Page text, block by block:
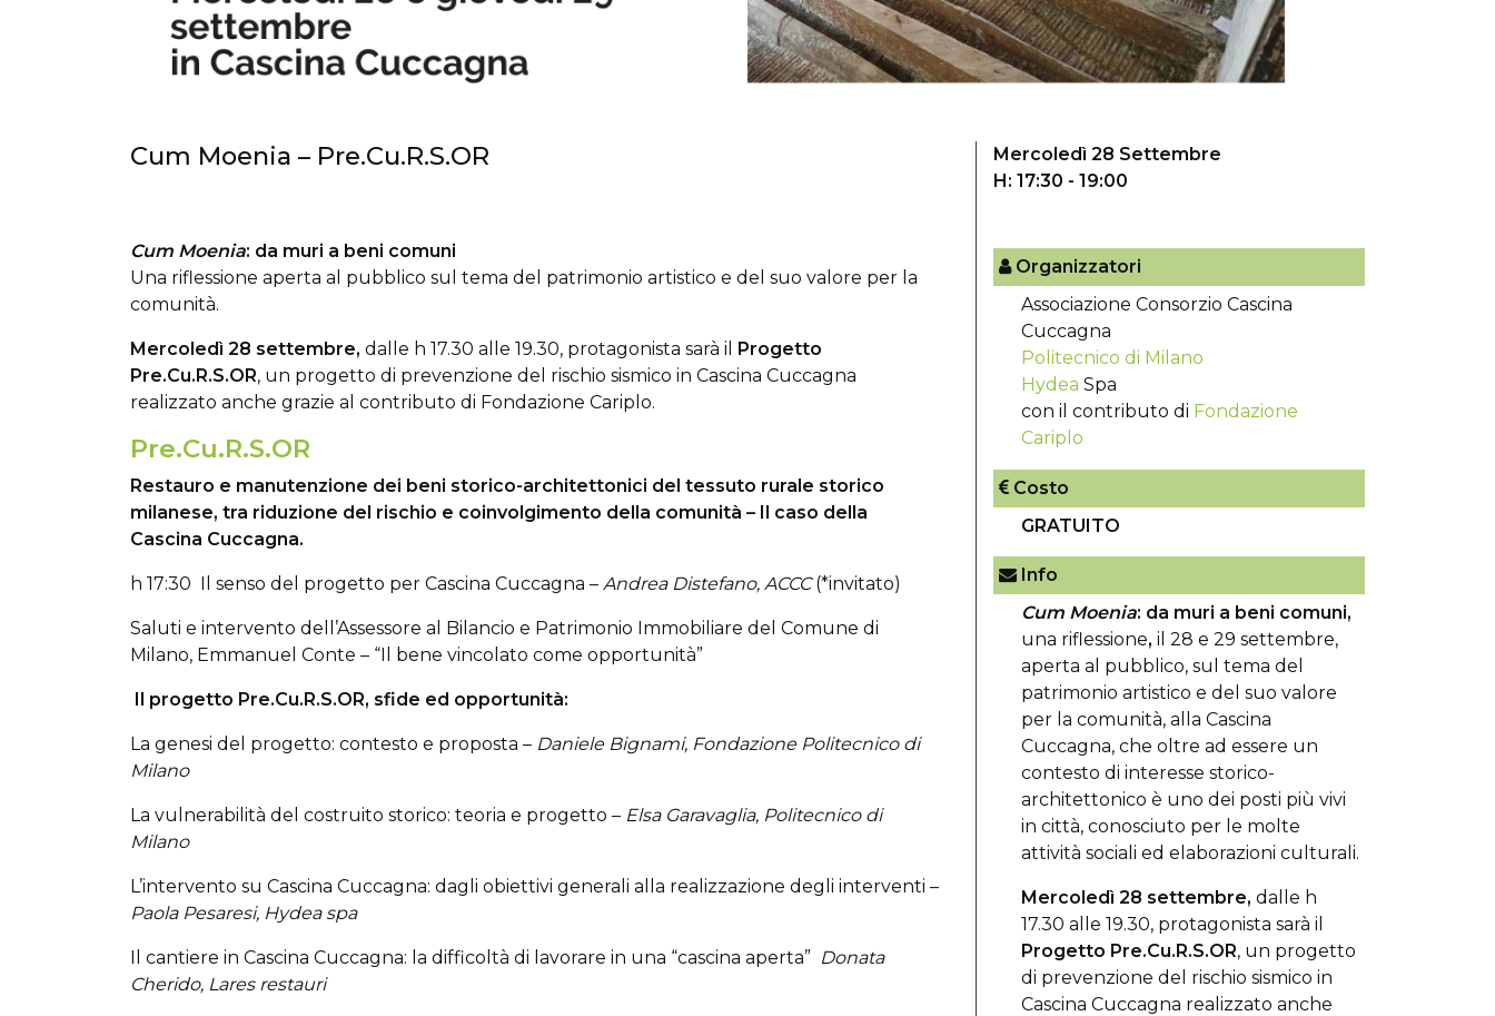
Cum Moenia – Pre.Cu.R.S.OR
Cum Moenia: da muri a beni comuni
Una riflessione aperta al pubblico sul tema del patrimonio artistico e del suo valore per la
comunità.
Mercoledì 28 settembre, dalle h 17.30 alle 19.30, protagonista sarà il Progetto
Pre.Cu.R.S.OR, un progetto di prevenzione del rischio sismico in Cascina Cuccagna
realizzato anche grazie al contributo di Fondazione Cariplo.
Pre.Cu.R.S.OR
Restauro e manutenzione dei beni storico-architettonici del tessuto rurale storico
milanese, tra riduzione del rischio e coinvolgimento della comunità – Il caso della
Cascina Cuccagna.
h 17:30 Il senso del progetto per Cascina Cuccagna – Andrea Distefano, ACCC(*invitato)
Saluti e intervento dell’Assessore al Bilancio e Patrimonio Immobiliare del Comune di
Milano, Emmanuel Conte – “Il bene vincolato come opportunità”
Il progetto Pre.Cu.R.S.OR, sfide ed opportunità:
La genesi del progetto: contesto e proposta – Daniele Bignami, Fondazione Politecnico di
Milano
La vulnerabilità del costruito storico: teoria e progetto – Elsa Garavaglia, Politecnico di
Milano
L’intervento su Cascina Cuccagna: dagli obiettivi generali alla realizzazione degli interventi –
Paola Pesaresi, Hydea spa
Il cantiere in Cascina Cuccagna: la difficoltà di lavorare in una “cascina aperta” Donata
Cherido, Lares restauri
Mercoledì 28 Settembre
H: 17:30 - 19:00
Organizzatori
Associazione Consorzio Cascina
Cuccagna
Politecnico di Milano
Hydea Spa
con il contributo di Fondazione
Cariplo
Costo
GRATUITO
Info
Cum Moenia: da muri a beni comuni,
una riflessione, il 28 e 29 settembre,
aperta al pubblico, sul tema del
patrimonio artistico e del suo valore
per la comunità, alla Cascina
Cuccagna, che oltre ad essere un
contesto di interesse storico-
architettonico è uno dei posti più vivi
in città, conosciuto per le molte
attività sociali ed elaborazioni culturali.
Mercoledì 28 settembre, dalle h
17.30 alle 19.30, protagonista sarà il
Progetto Pre.Cu.R.S.OR, un progetto
di prevenzione del rischio sismico in
Cascina Cuccagna realizzato anche